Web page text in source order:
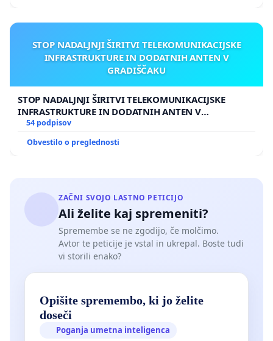
STOP NADALJNJI ŠIRITVI TELEKOMUNIKACIJSKE
INFRASTRUKTURE IN DODATNIH ANTEN V
GRADIŠČAKU
STOP NADALJNJI ŠIRITVI TELEKOMUNIKACIJSKE
INFRASTRUKTURE IN DODATNIH ANTEN V
GRADIŠČAKU
54 podpisov
Obvestilo o preglednosti
ZAČNI SVOJO LASTNO PETICIJO
Ali želite kaj spremeniti?
Spremembe se ne zgodijo, če molčimo.
Avtor te peticije je vstal in ukrepal. Boste tudi
vi storili enako?
Opišite spremembo, ki jo želite
doseči
Poganja umetna inteligenca